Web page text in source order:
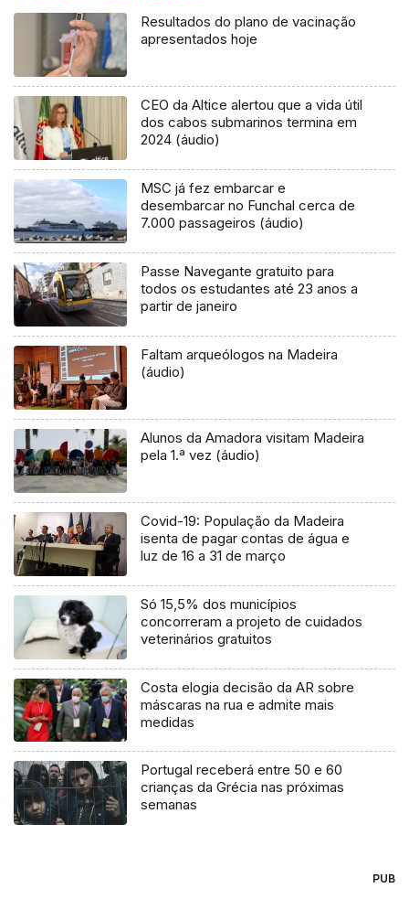
Resultados do plano de vacinação
apresentados hoje
CEO da Altice alertou que a vida útil
dos cabos submarinos termina em
2024 (áudio)
MSC já fez embarcar e
desembarcar no Funchal cerca de
7.000 passageiros (áudio)
Passe Navegante gratuito para
todos os estudantes até 23 anos a
partir de janeiro
Faltam arqueólogos na Madeira
(áudio)
Alunos da Amadora visitam Madeira
pela 1.ª vez (áudio)
Covid-19: População da Madeira
isenta de pagar contas de água e
luz de 16 a 31 de março
Só 15,5% dos municípios
concorreram a projeto de cuidados
veterinários gratuitos
Costa elogia decisão da AR sobre
máscaras na rua e admite mais
medidas
Portugal receberá entre 50 e 60
crianças da Grécia nas próximas
semanas
PUB